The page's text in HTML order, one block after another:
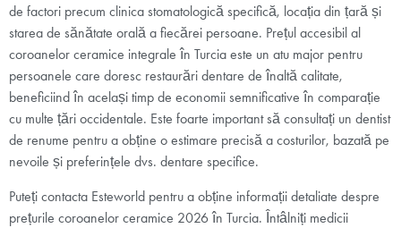
de factori precum clinica stomatologică specifică, locația din țară și
starea de sănătate orală a fiecărei persoane. Prețul accesibil al
coroanelor ceramice integrale în Turcia este un atu major pentru
persoanele care doresc restaurări dentare de înaltă calitate,
beneficiind în același timp de economii semnificative în comparație
cu multe țări occidentale. Este foarte important să consultați un dentist
de renume pentru a obține o estimare precisă a costurilor, bazată pe
nevoile și preferințele dvs. dentare specifice.
Puteți contacta Esteworld pentru a obține informații detaliate despre
prețurile coroanelor ceramice 2026 în Turcia. Întâlniți medicii